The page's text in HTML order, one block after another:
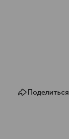
Поделиться